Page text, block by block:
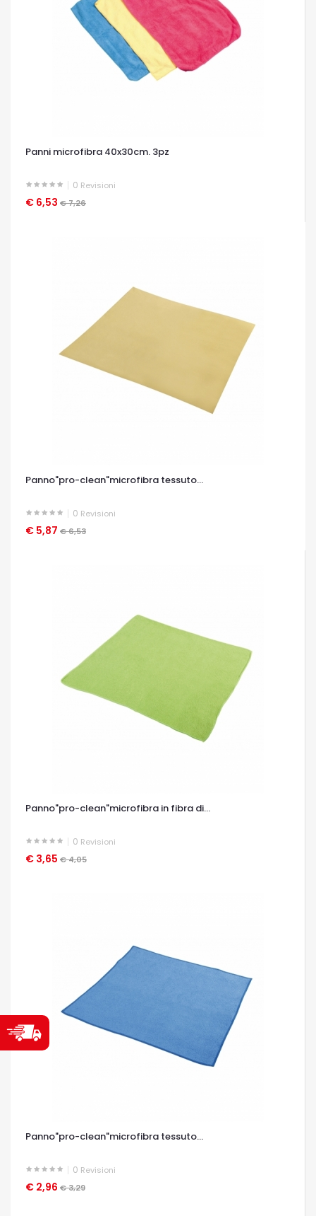
Panni microfibra 40x30cm. 3pz
0 Revisioni
€ 6,53 € 7,26
OCCHIATA VELOCE
Panno"pro-clean"microfibra tessuto...
0 Revisioni
€ 5,87 € 6,53
OCCHIATA VELOCE
Panno"pro-clean"microfibra in fibra di...
0 Revisioni
€ 3,65 € 4,05
OCCHIATA VELOCE
Panno"pro-clean"microfibra tessuto...
0 Revisioni
€ 2,96 € 3,29
OCCHIATA VELOCE